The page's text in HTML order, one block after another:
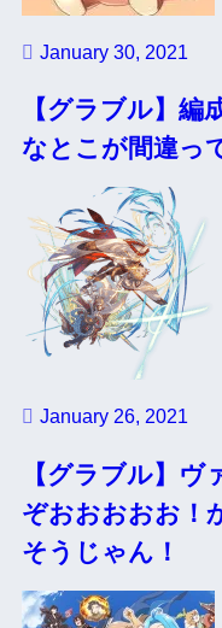
January 30, 2021
【グラブル】編
なとこが間違っ
January 26, 2021
【グラブル】ヴ
ぞおおおおお！
そうじゃん！